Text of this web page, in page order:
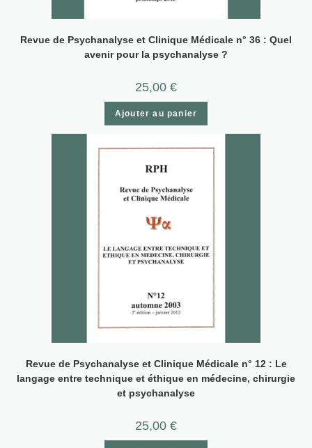
Revue de Psychanalyse et Clinique Médicale n° 36 : Quel
avenir pour la psychanalyse ?
25,00 €
Ajouter au panier
Revue de Psychanalyse et Clinique Médicale n° 12 : Le
langage entre technique et éthique en médecine, chirurgie
et psychanalyse
25,00 €